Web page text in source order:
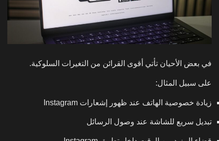
في بعض الأحيان تأتي أقوى القرائن من التغيرات السلوكية.
على سبيل المثال:
زيادة خصوصية الهاتف عند ظهور إشعارات Instagram
تبديل سريع للشاشة عند وصول الرسائل